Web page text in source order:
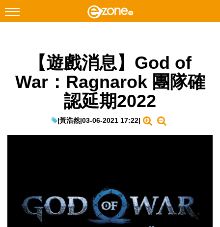
Facebook Instagram
科技焦點
教學評測
生成式AI與雲端應用
Enterprise Digital Transformation
【遊戲消息】God of
War：Ragnarok 團隊確
認延期2022
|黃浩然|03-06-2021 17:22|